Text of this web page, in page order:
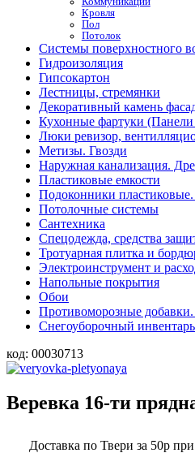
Кровля
Пол
Потолок
Системы поверхностного
Гидроизоляция
Гипсокартон
Лестницы, стремянки
Декоративный камень
Кухонные фартуки (Панели
Люки ревизор,
Метизы. Гвозди
Наружная канализация.
Пластиковые емкости
Подоконники
Потолочные системы
Сантехника
Спецодежда, средства
Тротуарная плитка и
Электроинструмент и
Напольные покрытия
Обои
Противоморозные
Снегоуборочный
код: 00030713
Веревка 16-ти
Доставка по Твери за 50р при